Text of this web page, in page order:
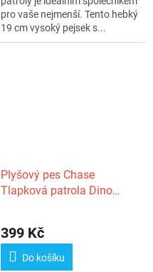
pro vaše nejmenší. Tento hebký
19 cm vysoký pejsek s...
Plyšový pes Chase
Tlapková patrola Dino
399 Kč
Do košíku